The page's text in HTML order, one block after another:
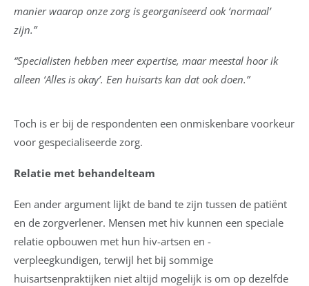
manier waarop onze zorg is georganiseerd ook ‘normaal’
zijn.”
“Specialisten hebben meer expertise, maar meestal hoor ik
alleen ‘Alles is okay’. Een huisarts kan dat ook doen.”
Toch is er bij de respondenten een onmiskenbare voorkeur
voor gespecialiseerde zorg.
Relatie met behandelteam
Een ander argument lijkt de band te zijn tussen de patiënt
en de zorgverlener. Mensen met hiv kunnen een speciale
relatie opbouwen met hun hiv-artsen en -
verpleegkundigen, terwijl het bij sommige
huisartsenpraktijken niet altijd mogelijk is om op dezelfde